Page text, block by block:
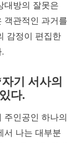
대방의 잘못은
객관적인 과거를
감정이 편집한
기 서사의
다.
인공인 하나의
서 나는 대부분